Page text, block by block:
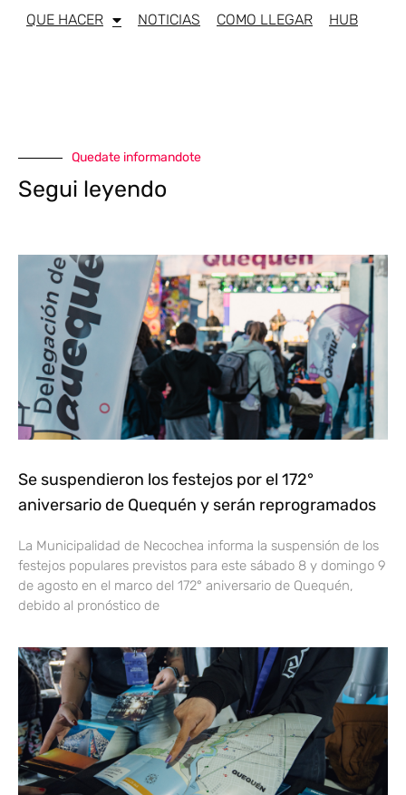
QUE HACER NOTICIAS COMO LLEGAR HUB
Quedate informandote
Segui leyendo
Se suspendieron los festejos por el 172°
aniversario de Quequén y serán reprogramados
La Municipalidad de Necochea informa la suspensión de los
festejos populares previstos para este sábado 8 y domingo 9
de agosto en el marco del 172° aniversario de Quequén,
debido al pronóstico de